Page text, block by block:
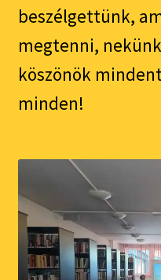
beszélgettünk,
megtenni,
köszönök
minden!